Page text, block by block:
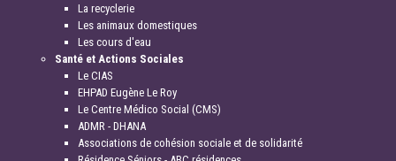
La recyclerie
Les animaux domestiques
Les cours d'eau
Santé et Actions Sociales
Le CIAS
EHPAD Eugène Le Roy
Le Centre Médico Social (CMS)
ADMR - DHANA
Associations de cohésion sociale et de solidarité